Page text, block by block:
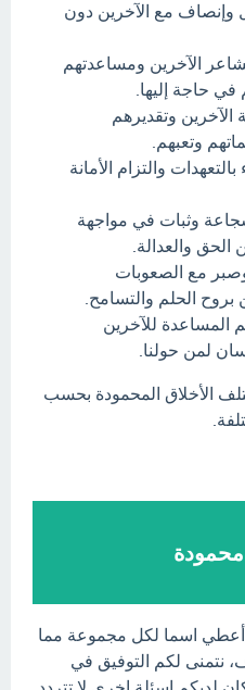
وإنصاف مع الآخرين دون
الآخرين ومساعدتهم
حاجة إليها.
الآخرين وتقديرهم
وتعبهم.
والتزام الأمانة
وثبات في مواجهة
والعدالة.
مع الصعوبات
بروح الحلم والتسامح.
المساعدة للآخرين
لمن حولنا.
الأخلاق المحمودة بحسب
محمودة
أعطي اسما لكل مجموعة مما
نتمنى لكم التوفيق في